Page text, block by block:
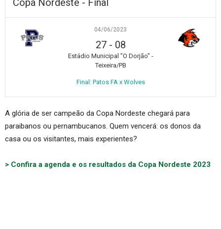
Copa Nordeste - Final
04/06/2023
27- 08
Estádio Municipal "O Dorjão" -
Teixeira/PB
Final: Patos FA x Wolves
A glória de ser campeão da Copa Nordeste chegará para
paraibanos ou pernambucanos. Quem vencerá: os donos da
casa ou os visitantes, mais experientes?
> Confira a agenda e os resultados da Copa Nordeste 2023